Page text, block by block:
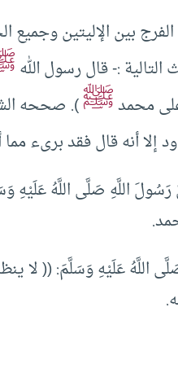
الفرج بين الإليتين
:- قال رسول الله
محمدﷺ). صححه
إلا أنه قال فقد برىء
اللَّهِ صَلَّى اللَّهُ عَلَيْهِ
عَلَيْهِ وَسَلَّمَ: (( لا